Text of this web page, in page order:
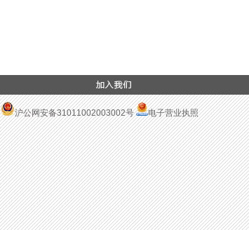
沪公网安备31011002003002号 电子营业执照